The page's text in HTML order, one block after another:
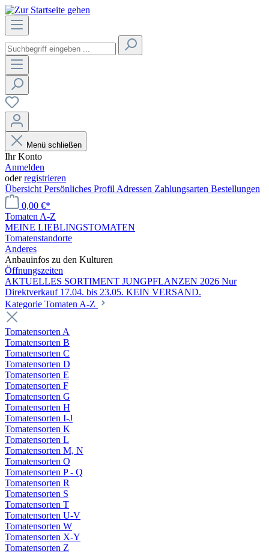
Menü schließen
Ihr Konto
Anmelden
oderregistrieren
Übersicht Persönliches Profil Adressen Zahlungsarten Bestellungen
0,00 €*
Tomaten A-Z
MEINE LIEBLINGSTOMATEN
Tomatenstandorte
Anderes
Anbauinfos zu den Kulturen
Öffnungszeiten
AKTUELLES SORTIMENT JUNGPFLANZEN 2026 Nur
Direktverkauf 17.04. bis 23.05. KEIN VERSAND.
Kategorie Tomaten A-Z
Tomatensorten A
Tomatensorten B
Tomatensorten C
Tomatensorten D
Tomatensorten E
Tomatensorten F
Tomatensorten G
Tomatensorten H
Tomatensorten I-J
Tomatensorten K
Tomatensorten L
Tomatensorten M, N
Tomatensorten O
Tomatensorten P - Q
Tomatensorten R
Tomatensorten S
Tomatensorten T
Tomatensorten U-V
Tomatensorten W
Tomatensorten X-Y
Tomatensorten Z